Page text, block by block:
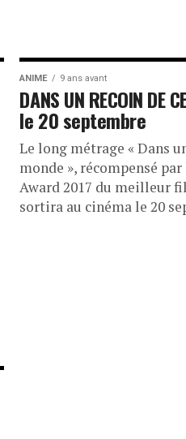
ANIME 9 ans avant
DANS UN RECOIN DE
le 20 septembre
Le long métrage « Dans
monde », récompensé
Award 2017 du meilleur
sortira au cinéma le 20